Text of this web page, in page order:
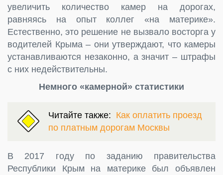
увеличить количество камер на дорогах,
равняясь на опыт коллег «на материке».
Естественно, это решение не вызвало восторга у
водителей Крыма – они утверждают, что камеры
устанавливаются незаконно, а значит – штрафы
с них недействительны.
Немного «камерной» статистики
Читайте также: Как оплатить проезд
по платным дорогам Москвы
В 2017 году по заданию правительства
Республики Крым на материке был объявлен